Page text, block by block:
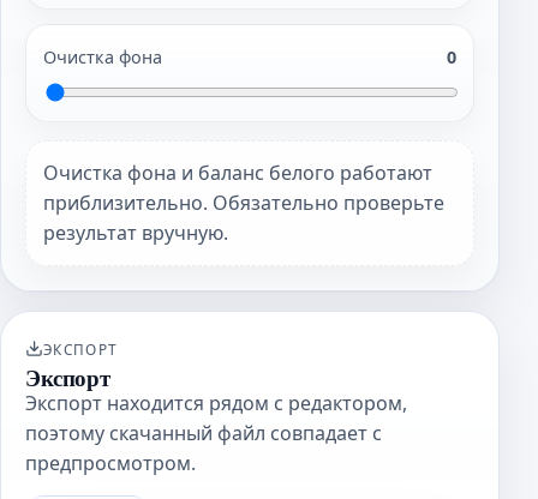
Очистка фона 0
Очистка фона и баланс белого работают
приблизительно. Обязательно проверьте
результат вручную.
ЭКСПОРТ
Экспорт
Экспорт находится рядом с редактором,
поэтому скачанный файл совпадает с
предпросмотром.